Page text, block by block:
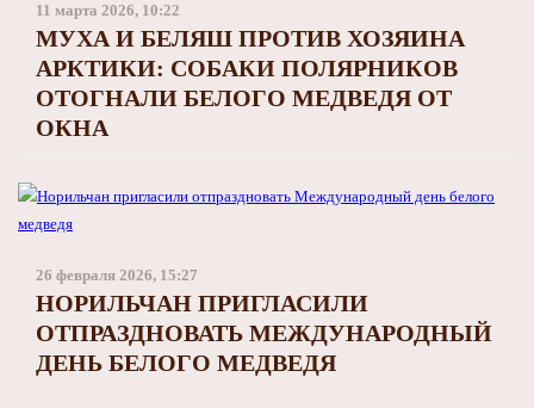
11 марта 2026, 10:22
МУХА И БЕЛЯШ ПРОТИВ ХОЗЯИНА
АРКТИКИ: СОБАКИ ПОЛЯРНИКОВ
ОТОГНАЛИ БЕЛОГО МЕДВЕДЯ ОТ
ОКНА
26 февраля 2026, 15:27
НОРИЛЬЧАН ПРИГЛАСИЛИ
ОТПРАЗДНОВАТЬ МЕЖДУНАРОДНЫЙ
ДЕНЬ БЕЛОГО МЕДВЕДЯ